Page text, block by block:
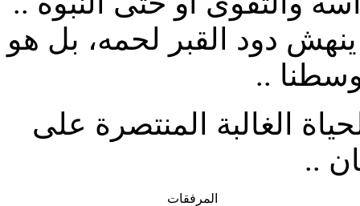
دود القبر لحمه، بل هو
..
الغالبة المنتصرة على
..
المرفقات